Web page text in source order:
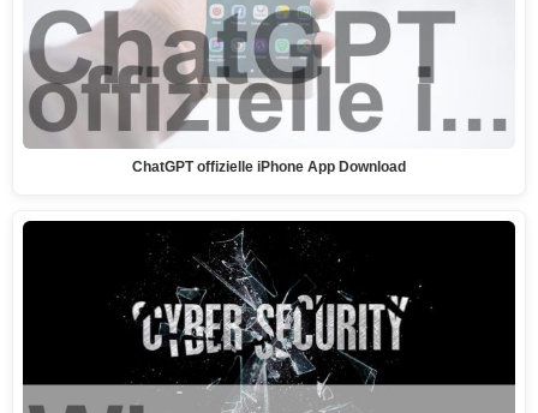
ChatGPT offizielle iPhone App Download